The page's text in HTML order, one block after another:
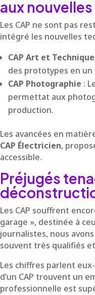
aux
Les CAP ne sont pas
intégré les nouvelles
CAP Art et
des prototypes en
CAP Photographie :
permettat aux
production.
Les avancées en
CAP Électricien,
accessible.
Préjugés
Les CAP souffrent
garage », destinée à
journalistes, nous
souvent très qualifiés
Les chiffres parlent
d’un CAP trouvent un
professionnelle est